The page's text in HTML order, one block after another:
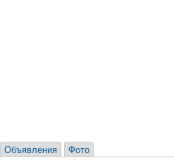
Объявления Фото